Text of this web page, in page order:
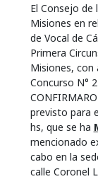
El Consejo
Misiones en
de Vocal de
Primera
Misiones, con
Concurso N°
previsto para
hs, que se ha
mencionado
cabo en la
calle Coronel